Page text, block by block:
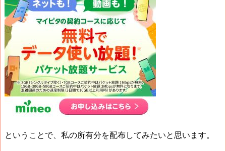
ということで、私の所有分を配布してみたいと思います。